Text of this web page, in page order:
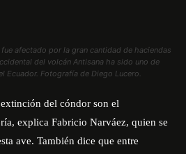
afectado por la gran cantidad de haciendas
del volcán Antisana ha sido uno de
Ecuador. Fotografía de Diego Lucero.
del cóndor son el
explica Fabricio Narváez, quien se
ave. También dice que entre